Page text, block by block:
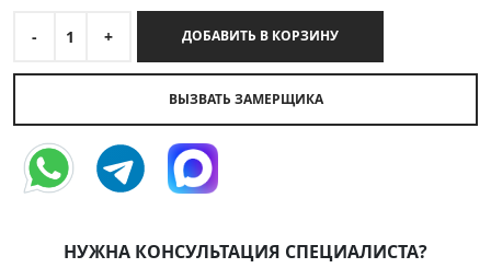
- 1 + ДОБАВИТЬ В КОРЗИНУ
ВЫЗВАТЬ ЗАМЕРЩИКА
НУЖНА КОНСУЛЬТАЦИЯ СПЕЦИАЛИСТА?